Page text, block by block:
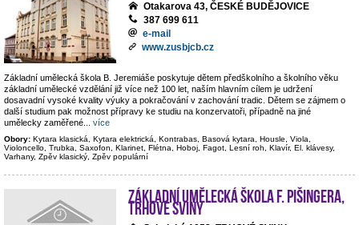
Otakarova 43, ČESKÉ BUDĚJOVICE
387 699 611
e-mail
www.zusbjcb.cz
Základní umělecká škola B. Jeremiáše poskytuje dětem předškolního a školního věku
základní umělecké vzdělání již více než 100 let, naším hlavním cílem je udržení
dosavadní vysoké kvality výuky a pokračování v zachování tradic. Dětem se zájmem o
další studium pak možnost přípravy ke studiu na konzervatoři, případně na jiné
umělecky zaměřené
více
Obory: Kytara klasická, Kytara elektrická, Kontrabas, Basová kytara, Housle, Viola,
Violoncello, Trubka, Saxofon, Klarinet, Flétna, Hoboj, Fagot, Lesní roh, Klavír, El. klávesy,
Varhany, Zpěv klasický, Zpěv populární
Základní umělecká škola F. Pišingera,
Trhové Sviny